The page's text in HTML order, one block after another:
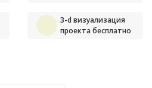
3-d визуализация
проекта бесплатно